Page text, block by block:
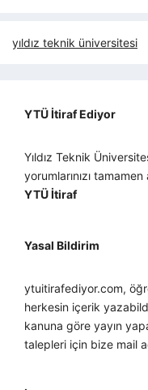
yıldız teknik üniversitesi
YTÜ İtiraf Ediyor
Yıldız Teknik
yorumlarınızı
YTÜ İtiraf
Yasal Bildirim
ytuitirafediyor.com,
herkesin içerik
kanuna göre yayın
talepleri için bize mail